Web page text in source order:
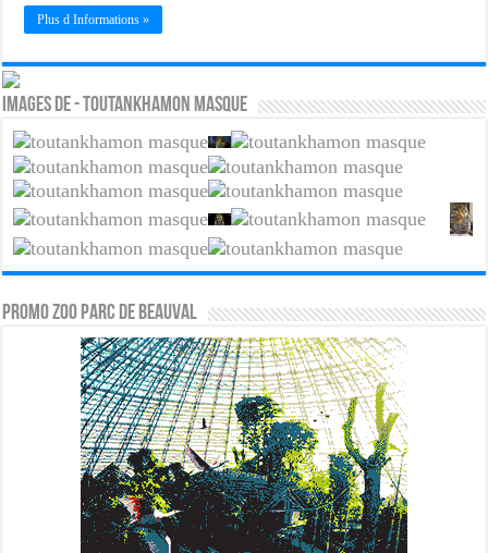
Plus d Informations »
Images de - Toutankhamon masque
PROMO ZOO PARC DE BEAUVAL